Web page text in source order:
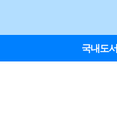
국내도서